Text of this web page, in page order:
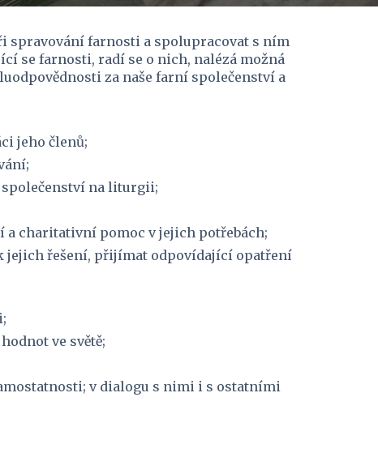
spravování farnosti a spolupracovat s ním
se farnosti, radí se o nich, nalézá možná
za naše farní společenství a
jeho členů;
společenství na liturgii;
charitativní pomoc v jejich potřebách;
jejich řešení, přijímat odpovídající opatření
ve světě;
v dialogu s nimi i s ostatními